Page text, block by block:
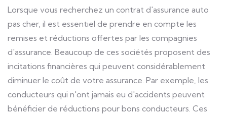
Lorsque vous recherchez un contrat d'assurance auto
pas cher, il est essentiel de prendre en compte les
remises et réductions offertes par les compagnies
d'assurance. Beaucoup de ces sociétés proposent des
incitations financières qui peuvent considérablement
diminuer le coût de votre assurance. Par exemple, les
conducteurs qui n'ont jamais eu d'accidents peuvent
bénéficier de réductions pour bons conducteurs. Ces